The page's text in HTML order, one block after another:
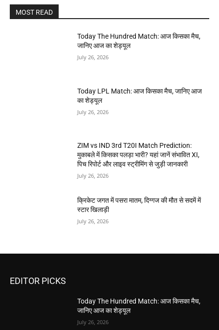
MOST READ
Today The Hundred Match: आज किसका मैच,
जानिए आज का शेड्यूल
July 26, 2026
Today LPL Match: आज किसका मैच, जानिए आज
का शेड्यूल
July 26, 2026
ZIM vs IND 3rd T20I Match Prediction:
मुकाबले में किसका पलड़ा भारी? यहां जानें संभावित XI,
पिच रिपोर्ट और लाइव स्ट्रीमिंग से जुड़ी जानकारी
July 26, 2026
क्रिकेट जगत में पसरा मातम, दिग्गज की मौत से सदमें में
स्टार खिलाड़ी
July 26, 2026
EDITOR PICKS
Today The Hundred Match: आज किसका मैच,
जानिए आज का शेड्यूल
July 26, 2026